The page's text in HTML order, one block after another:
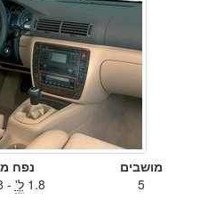
מושבים
5
נפח
1.8 ל' - 2.8